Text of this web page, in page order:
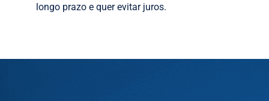
longo prazo e quer evitar juros.